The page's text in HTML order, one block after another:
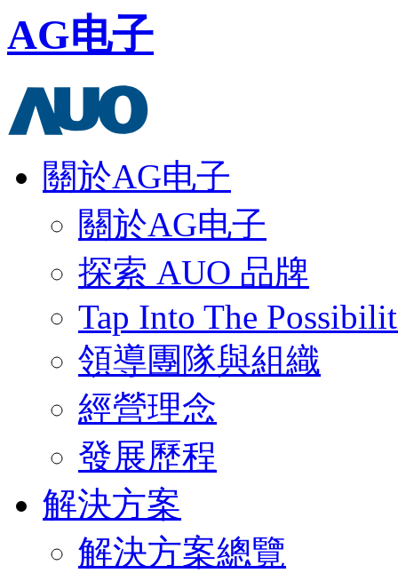
AG电子
關於AG电子
關於AG电子
探索 AUO 品牌
Tap Into The
領導團隊與組織
經營理念
發展歷程
解決方案
解決方案總覽